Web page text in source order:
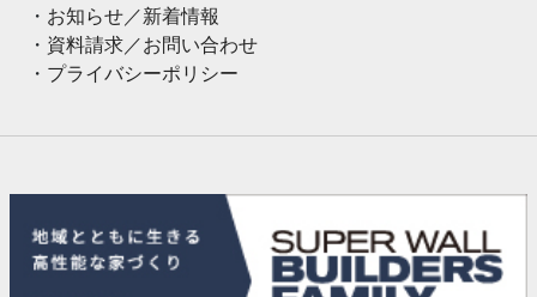
お知らせ／新着情報
資料請求／お問い合わせ
プライバシーポリシー